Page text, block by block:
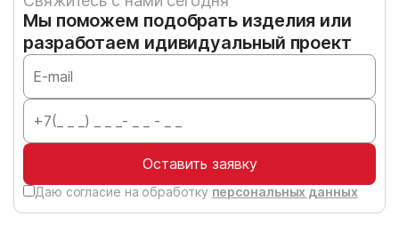
Мы поможем подобрать изделия или
разработаем идивидуальный проект
Оставить заявку
Даю согласие на обработку персональных данных